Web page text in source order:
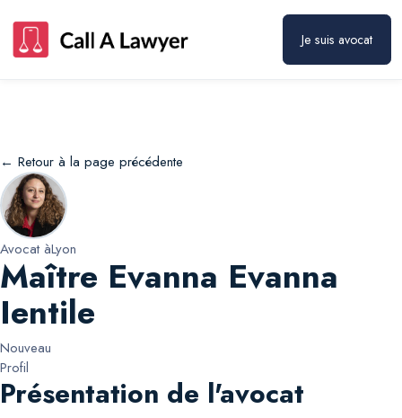
Je suis avocat
← Retour à la page précédente
Avocat àLyon
Maître Evanna Evanna
Ientile
Nouveau
Profil
Présentation de l'avocat